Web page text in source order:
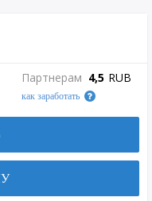
Партнерам 4,5 RUB
как заработать